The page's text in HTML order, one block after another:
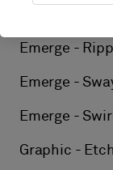
Emerge -
Emerge -
Emerge -
Graphic - Etch